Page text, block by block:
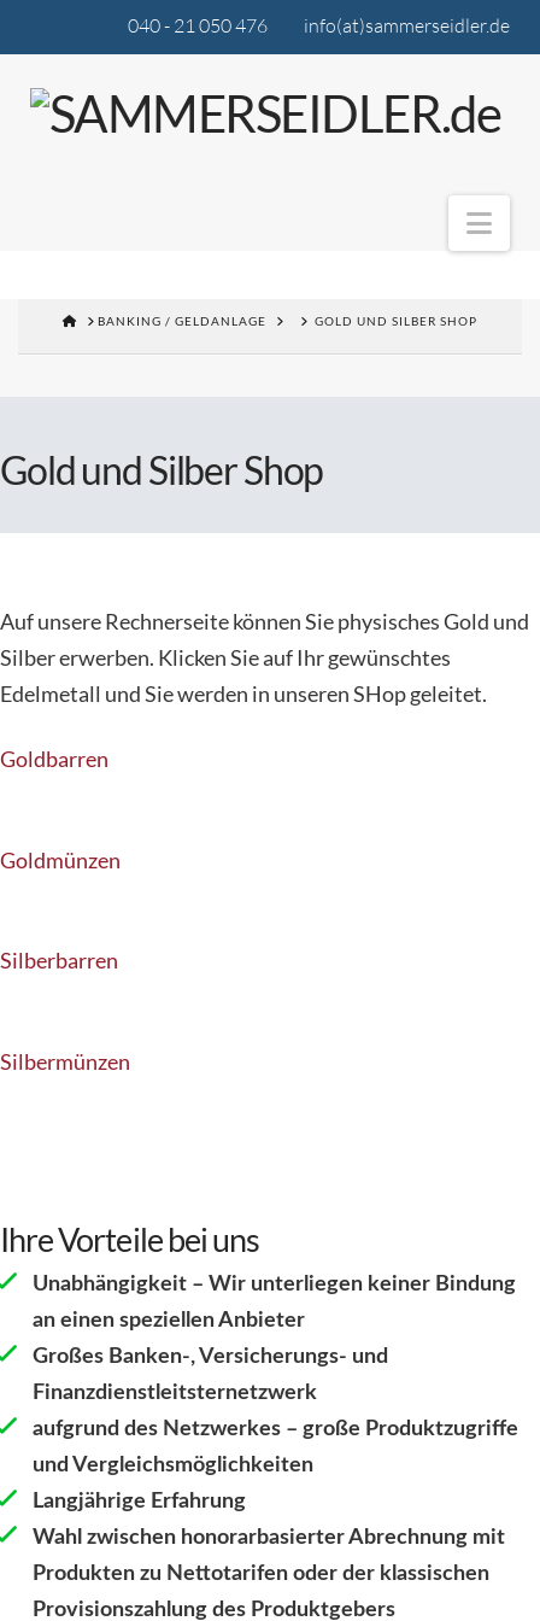
040 - 21 050 476 info(at)sammerseidler.de
BANKING / GELDANLAGE GOLD UND SILBER SHOP
Gold und Silber Shop
Auf unsere Rechnerseite können Sie physisches Gold und
Silber erwerben. Klicken Sie auf Ihr gewünschtes
Edelmetall und Sie werden in unseren SHop geleitet.
Goldbarren
Goldmünzen
Silberbarren
Silbermünzen
Ihre Vorteile bei uns
Unabhängigkeit – Wir unterliegen keiner Bindung
an einen speziellen Anbieter
Großes Banken-, Versicherungs- und
Finanzdienstleitsternetzwerk
aufgrund des Netzwerkes – große Produktzugriffe
und Vergleichsmöglichkeiten
Langjährige Erfahrung
Wahl zwischen honorarbasierter Abrechnung mit
Produkten zu Nettotarifen oder der klassischen
Provisionszahlung des Produktgebers